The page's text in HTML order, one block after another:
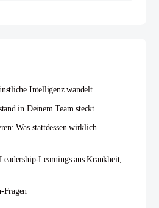
Intelligenz wandelt
in Deinem Team steckt
Was stattdessen wirklich
Learnings aus Krankheit,
Fragen